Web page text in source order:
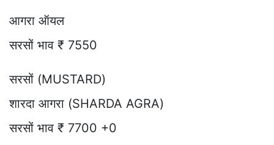
आगरा ऑयल
सरसों भाव ₹ 7550
सरसों (MUSTARD)
शारदा आगरा (SHARDA AGRA)
सरसों भाव ₹ 7700 +0